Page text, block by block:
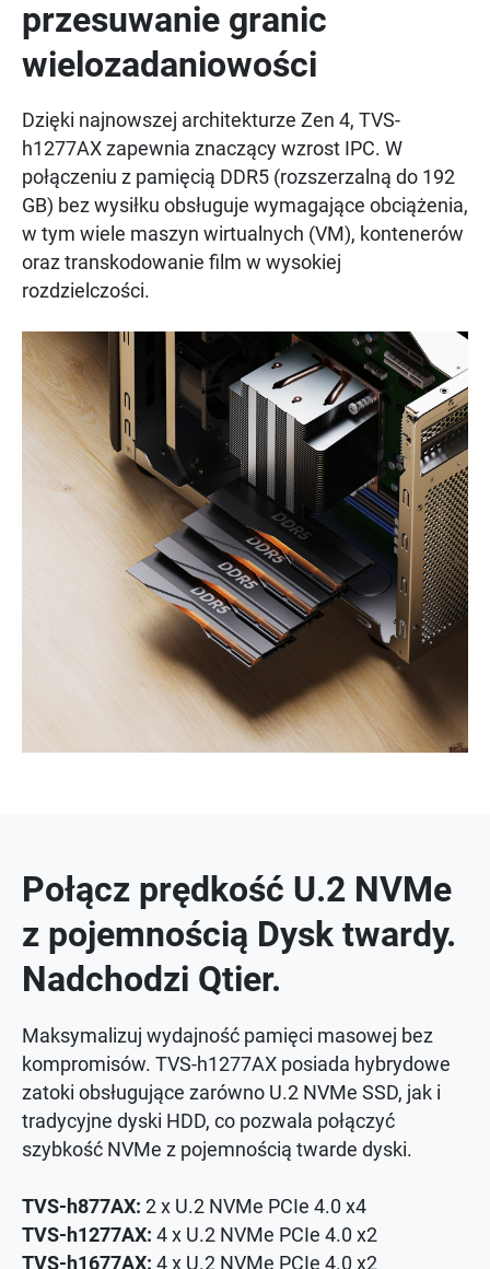
przesuwanie granic
wielozadaniowości
Dzięki najnowszej architekturze Zen 4, TVS-
h1277AX zapewnia znaczący wzrost IPC. W
połączeniu z pamięcią DDR5 (rozszerzalną do 192
GB) bez wysiłku obsługuje wymagające obciążenia,
w tym wiele maszyn wirtualnych (VM), kontenerów
oraz transkodowanie film w wysokiej
rozdzielczości.
Połącz prędkość U.2 NVMe
z pojemnością Dysk twardy.
Nadchodzi Qtier.
Maksymalizuj wydajność pamięci masowej bez
kompromisów. TVS-h1277AX posiada hybrydowe
zatoki obsługujące zarówno U.2 NVMe SSD, jak i
tradycyjne dyski HDD, co pozwala połączyć
szybkość NVMe z pojemnością twarde dyski.
TVS-h877AX: 2 x U.2 NVMe PCIe 4.0 x4
TVS-h1277AX: 4 x U.2 NVMe PCIe 4.0 x2
TVS-h1677AX: 4 x U.2 NVMe PCIe 4.0 x2